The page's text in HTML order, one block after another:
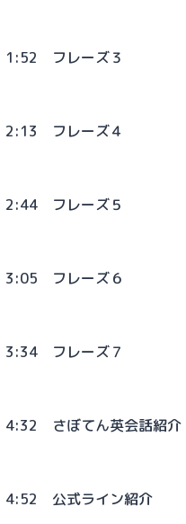
1:52 フレーズ３
2:13 フレーズ４
2:44 フレーズ５
3:05 フレーズ６
3:34 フレーズ７
4:32 さぼてん英会話紹介
4:52 公式ライン紹介